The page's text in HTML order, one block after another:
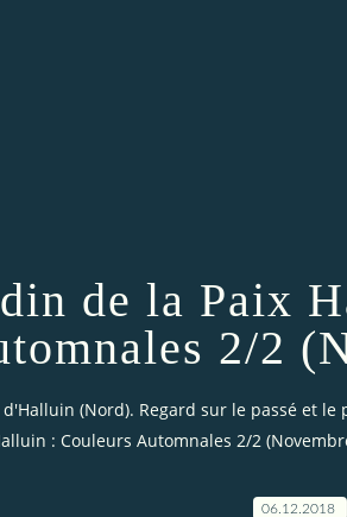
de la Paix
2/2
(Nord). Regard sur le passé et le
: Couleurs Automnales 2/2
06.12.2018